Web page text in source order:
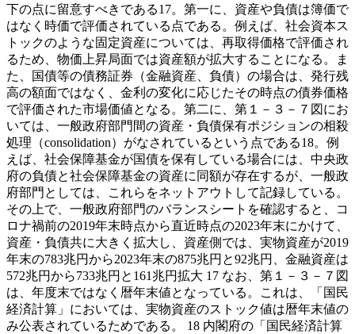
下の点に留意すべきである17。第一に、資産や負債は簿価で
はなく時価で評価されている点である。例えば、社会資本ス
トックのような固定資産については、再取得価格で評価され
るため、物価上昇局面では資産額が拡大することになる。ま
た、国債等の債務証券（金融資産、負債）の場合は、発行残
高の額面ではなく、金利の変化に応じたその時点の債券価格
で評価された市場価値となる。第二に、第１－３－７図にお
いては、一般政府部門間の資産・負債保有ポジションの相殺
処理（consolidation）がなされているという点である18。例
えば、社会保障基金が国債を保有している場合には、中央政
府の負債と社会保障基金の資産に同額が存在するが、一般政
府部門としては、これらをネットアウトして記録している。
その上で、一般政府部門のバランスシートを確認すると、コ
ロナ禍前の2019年末時点から直近時点の2023年末にかけて、
資産・負債共に大きく拡大し、資産側では、実物資産が2019
年末の783兆円から2023年末の875兆円と92兆円、金融資産は
572兆円から733兆円と161兆円拡大 17 なお、第１－３－７図
は、年度末ではなく暦年末値となっている。これは、「国民
経済計算」においては、実物資産のストック値は暦年末値の
み公表されているためである。 18 内閣府の「国民経済計算